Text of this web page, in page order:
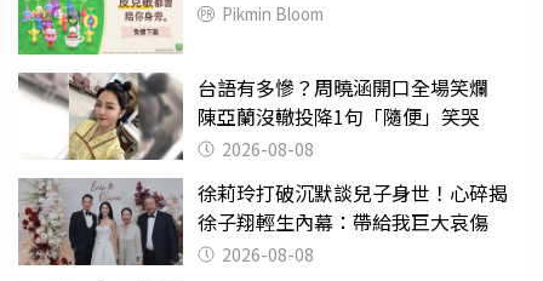
Pikmin Bloom
台語有多慘？周曉涵開口全場笑爛
陳亞蘭沒轍投降1句「隨便」笑哭
2026-08-08
徐莉玲打破沉默談兒子身世！心碎揭
徐子翔輕生內幕：帶給我巨大哀傷
2026-08-08